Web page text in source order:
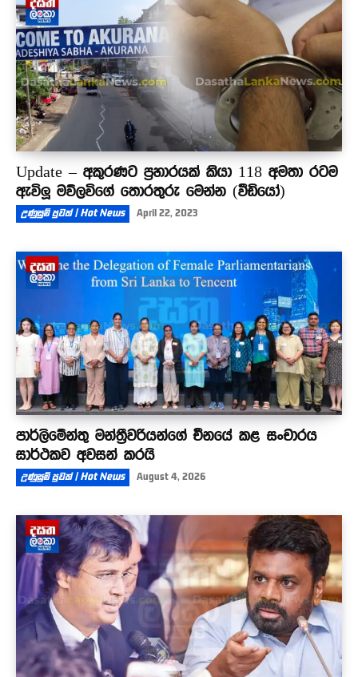
Update – අකුරණට ප්‍රහාරයක් කියා 118 අමතා රටම
ඇවිලූ මව්ලවිගේ තොරතුරු මෙන්න (වීඩියෝ)
උණුසුම් පුවත් | Hot News April 22, 2023
පාර්ලිමේන්තු මන්ත්‍රීවරියන්ගේ චීනයේ කළ සංචාරය
සාර්ථකව අවසන් කරයි
උණුසුම් පුවත් | Hot News August 4, 2026